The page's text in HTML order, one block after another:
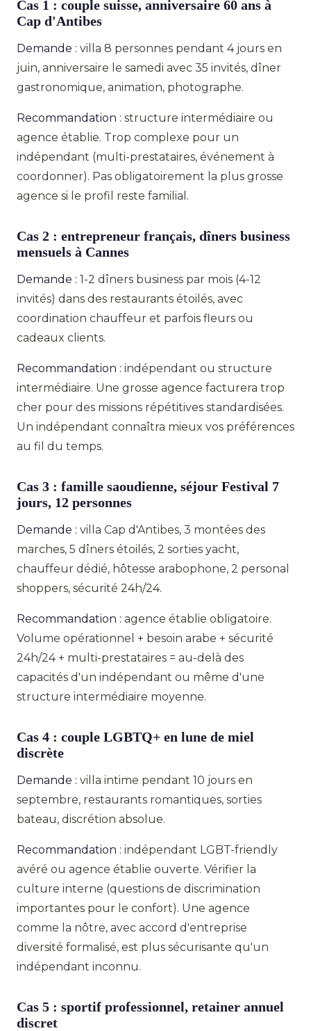
Cas 1 : couple suisse, anniversaire 60 ans à
Cap d'Antibes
Demande : villa 8 personnes pendant 4 jours en
juin, anniversaire le samedi avec 35 invités, dîner
gastronomique, animation, photographe.
Recommandation : structure intermédiaire ou
agence établie. Trop complexe pour un
indépendant (multi-prestataires, événement à
coordonner). Pas obligatoirement la plus grosse
agence si le profil reste familial.
Cas 2 : entrepreneur français, dîners business
mensuels à Cannes
Demande : 1-2 dîners business par mois (4-12
invités) dans des restaurants étoilés, avec
coordination chauffeur et parfois fleurs ou
cadeaux clients.
Recommandation : indépendant ou structure
intermédiaire. Une grosse agence facturera trop
cher pour des missions répétitives standardisées.
Un indépendant connaîtra mieux vos préférences
au fil du temps.
Cas 3 : famille saoudienne, séjour Festival 7
jours, 12 personnes
Demande : villa Cap d'Antibes, 3 montées des
marches, 5 dîners étoilés, 2 sorties yacht,
chauffeur dédié, hôtesse arabophone, 2 personal
shoppers, sécurité 24h/24.
Recommandation : agence établie obligatoire.
Volume opérationnel + besoin arabe + sécurité
24h/24 + multi-prestataires = au-delà des
capacités d'un indépendant ou même d'une
structure intermédiaire moyenne.
Cas 4 : couple LGBTQ+ en lune de miel
discrète
Demande : villa intime pendant 10 jours en
septembre, restaurants romantiques, sorties
bateau, discrétion absolue.
Recommandation : indépendant LGBT-friendly
avéré ou agence établie ouverte. Vérifier la
culture interne (questions de discrimination
importantes pour le confort). Une agence
comme la nôtre, avec accord d'entreprise
diversité formalisé, est plus sécurisante qu'un
indépendant inconnu.
Cas 5 : sportif professionnel, retainer annuel
discret